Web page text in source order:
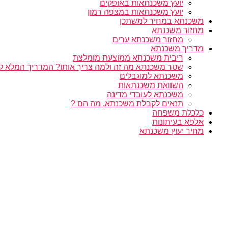
יועץ משכנתאות באופקים
יועץ משכנתאות במצפה רמון
משכנתא במחיר למשתכן
מחזור משכנתא
מחזור משכנתא ערים
מדריך משכנתא
ריבית משכנתא ממוצעת מומלצת
שטר משכנתא מה זה ולמה צריך אותו? המדריך המלא
משכנתא למוגבלים
השוואת משכנתאות
משכנתא לעובדי מדינה
תנאים לקבלת משכנתא, מה הם ?
כלכלת משפחה
אלפא בעיתונות
מחיר יעוץ משכנתא